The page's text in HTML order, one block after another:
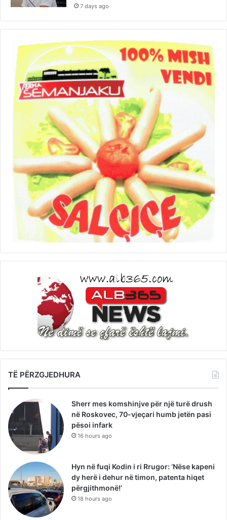
7 days ago
TË PËRZGJEDHURA
Sherr mes komshinjve për një turë drush
në Roskovec, 70-vjeçari humb jetën pasi
pësoi infark
16 hours ago
Hyn në fuqi Kodin i ri Rrugor: ‘Nëse kapeni
dy herë i dehur në timon, patenta hiqet
përgjithmonë!’
18 hours ago